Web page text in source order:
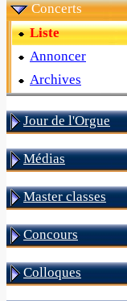
Concerts
Liste
Annoncer
Archives
Jour de l'Orgue
Médias
Master classes
Concours
Colloques